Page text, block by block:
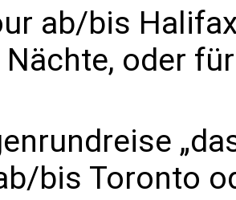
ab/bis
oder
bis Toronto